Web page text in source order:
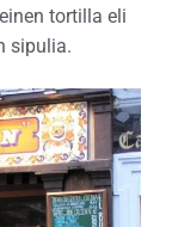
tortilla eli
sipulia.